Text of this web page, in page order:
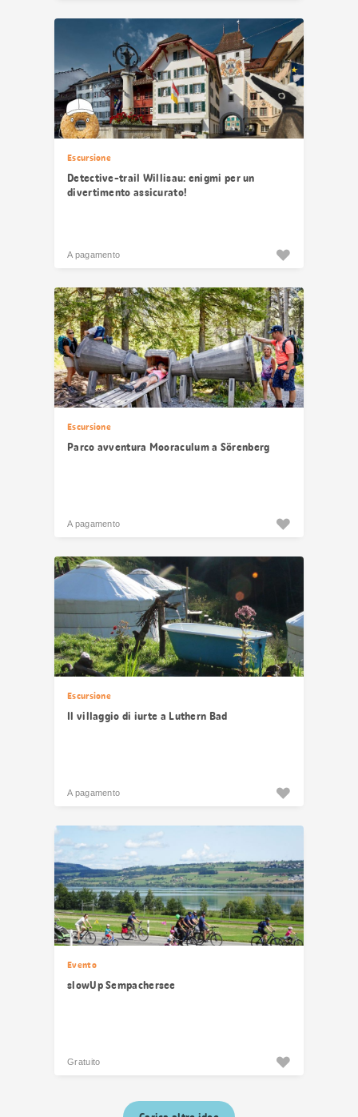
Escursione
Detective-trail Willisau: enigmi per un
divertimento assicurato!
A pagamento
Escursione
Parco avventura Mooraculum a Sörenberg
A pagamento
Escursione
Il villaggio di iurte a Luthern Bad
A pagamento
Evento
slowUp Sempachersee
Gratuito